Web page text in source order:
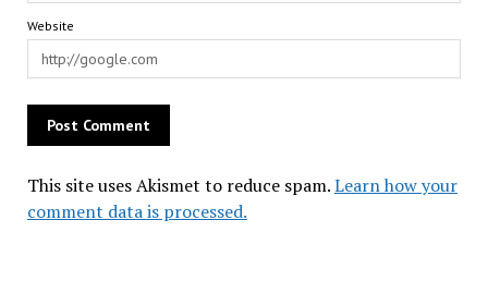
Website
This site uses Akismet to reduce spam.Learn how your
comment data is processed.